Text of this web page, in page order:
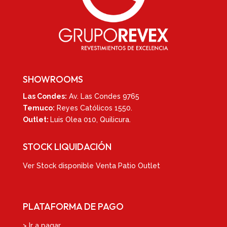
SHOWROOMS
Las Condes: Av. Las Condes 9765
Temuco: Reyes Católicos 1550.
Outlet: Luis Olea 010, Quilicura.
STOCK LIQUIDACIÓN
Ver Stock disponible Venta Patio Outlet
PLATAFORMA DE PAGO
> Ir a pagar